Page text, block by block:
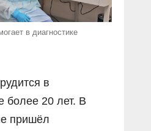
в диагностике
в
более 20 лет. В
пришёл